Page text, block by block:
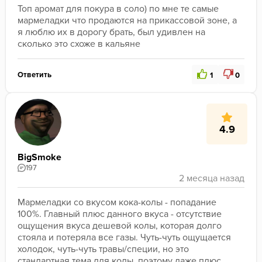
Топ аромат для покура в соло) по мне те самые
мармеладки что продаются на прикассовой зоне, а
я люблю их в дорогу брать, был удивлен на
сколько это схоже в кальяне
Ответить 1 0
4.9
BigSmoke
197
Мармеладки со вкусом кока-колы - попадание
100%. Главный плюс данного вкуса - отсутствие
ощущения вкуса дешевой колы, которая долго
стояла и потеряла все газы. Чуть-чуть ощущается
холодок, чуть-чуть травы/специи, но это